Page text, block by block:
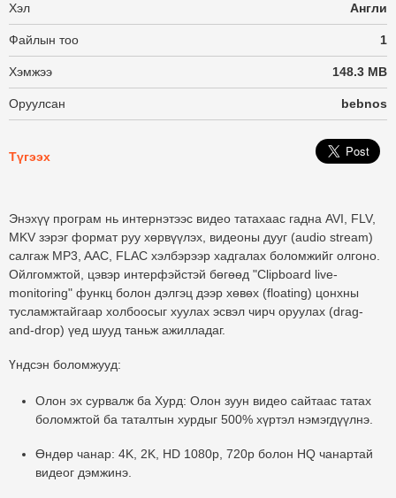
Хэл Англи
Файлын тоо 1
Хэмжээ 148.3 MB
Оруулсан bebnos
Түгээх
Энэхүү програм нь интернэтээс видео татахаас гадна AVI, FLV,
MKV зэрэг формат руу хөрвүүлэх, видеоны дууг (audio stream)
салгаж MP3, AAC, FLAC хэлбэрээр хадгалах боломжийг олгоно.
Ойлгомжтой, цэвэр интерфэйстэй бөгөөд "Clipboard live-
monitoring" функц болон дэлгэц дээр хөвөх (floating) цонхны
тусламжтайгаар холбоосыг хуулах эсвэл чирч оруулах (drag-
and-drop) үед шууд таньж ажилладаг.
Үндсэн боломжууд:
Олон эх сурвалж ба Хурд: Олон зуун видео сайтаас татах
боломжтой ба таталтын хурдыг 500% хүртэл нэмэгдүүлнэ.
Өндөр чанар: 4K, 2K, HD 1080p, 720p болон HQ чанартай
видеог дэмжинэ.